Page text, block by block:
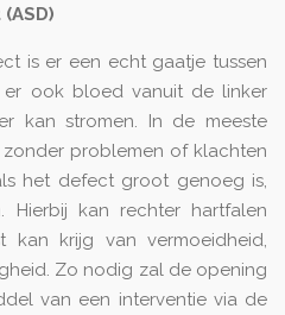
is er een echt gaatje tussen
er ook bloed vanuit de linker
kan stromen. In de meeste
problemen of klachten
het defect groot genoeg is,
Hierbij kan rechter hartfalen
kan krijg van vermoeidheid,
Zo nodig zal de opening
van een interventie via de